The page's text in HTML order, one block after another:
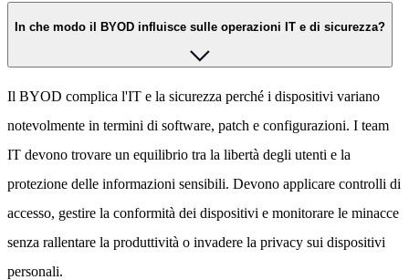
In che modo il BYOD influisce sulle operazioni IT e di sicurezza?
Il BYOD complica l'IT e la sicurezza perché i dispositivi variano
notevolmente in termini di software, patch e configurazioni. I team
IT devono trovare un equilibrio tra la libertà degli utenti e la
protezione delle informazioni sensibili. Devono applicare controlli di
accesso, gestire la conformità dei dispositivi e monitorare le minacce
senza rallentare la produttività o invadere la privacy sui dispositivi
personali.